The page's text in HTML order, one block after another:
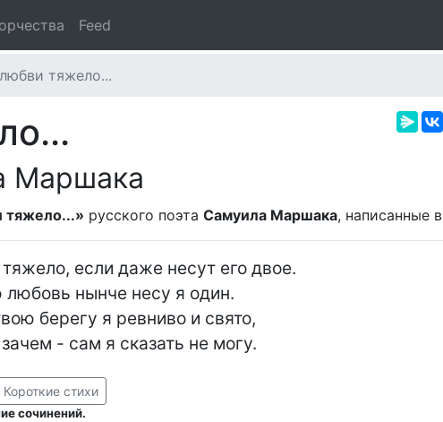
Feed
тяжело...
Маршака
тяжело...» русского поэта Самуила Маршака, написанные в
если даже несут его двое.
нынче несу я один.
берегу я ревниво и свято,
- сам я сказать не могу.
Короткие стихи
сочинений.